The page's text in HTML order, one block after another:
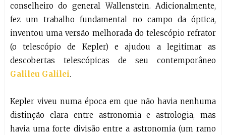
conselheiro do general Wallenstein. Adicionalmente,
fez um trabalho fundamental no campo da óptica,
inventou uma versão melhorada do telescópio refrator
(o telescópio de Kepler) e ajudou a legitimar as
descobertas telescópicas de seu contemporâneo
Galileu Galilei.
Kepler viveu numa época em que não havia nenhuma
distinção clara entre astronomia e astrologia, mas
havia uma forte divisão entre a astronomia (um ramo